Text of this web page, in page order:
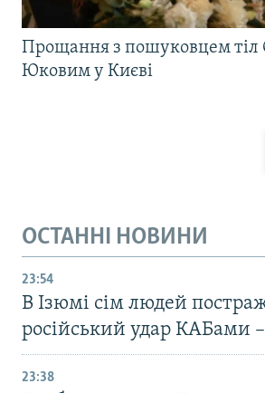
Прощання з пошуковцем тіл
Юковим у Києві
ОСТАННІ НОВИНИ
23:54
В Ізюмі сім людей
російський удар КАБами
23:38